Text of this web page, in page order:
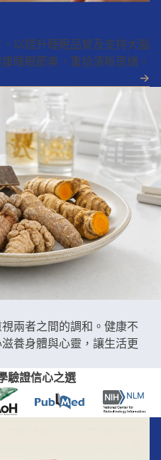
以提升睡眠品質及支持大腦
睡眠節奏，重拾清晰思緒。
->
兩者之間的調和。健康不
養身體與心靈，讓生活更
驗證信心之選